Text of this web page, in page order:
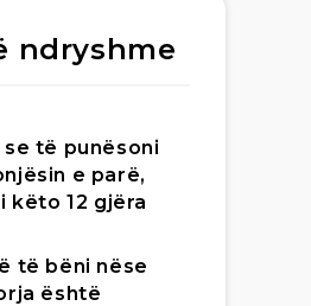
ndryshme
se të punësoni
e parë,
këto 12 gjëra
të bëni nëse
është